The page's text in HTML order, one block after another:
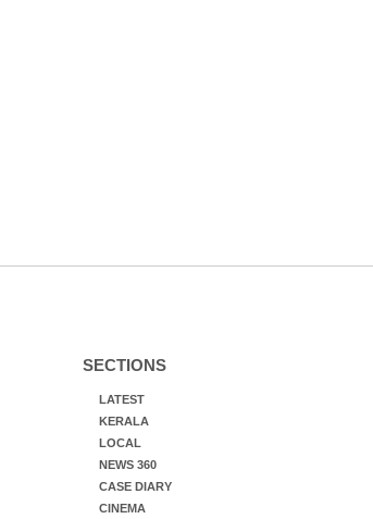
SECTIONS
LATEST
KERALA
LOCAL
NEWS 360
CASE DIARY
CINEMA